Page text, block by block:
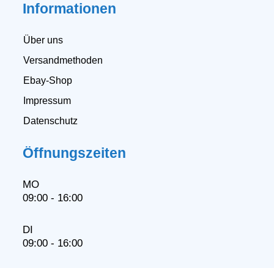
Informationen
Über uns
Versandmethoden
Ebay-Shop
Impressum
Datenschutz
Öffnungszeiten
MO
09:00 - 16:00
DI
09:00 - 16:00